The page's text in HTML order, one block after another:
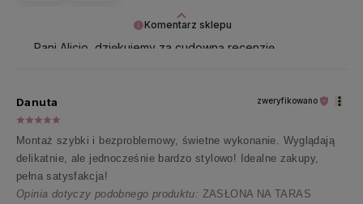
Komentarz sklepu
Pani Alicjo, dziękujemy za cudowną recenzję.
Danuta zweryfikowano
Montaż szybki i bezproblemowy, świetne wykonanie. Wyglądają
delikatnie, ale jednocześnie bardzo stylowo! Idealne zakupy,
pełna satysfakcja!
Opinia dotyczy podobnego produktu: ZASŁONA NA TARAS